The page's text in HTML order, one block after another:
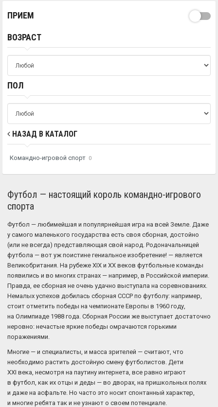
ПРИЕМ
ВОЗРАСТ
ПОЛ
НАЗАД В КАТАЛОГ
Командно-игровой спорт 0
Футбол — настоящий король командно-игрового
спорта
Футбол — любимейшая и популярнейшая игра на всей Земле. Даже
у самого маленького государства есть своя сборная, достойно
(или не всегда) представляющая свой народ. Родоначальницей
футбола — вот уж поистине гениальное изобретение! — является
Великобритания. На рубеже XIX и XX веков футбольные команды
появились и во многих странах — например, в Российской империи.
Правда, ее сборная не очень удачно выступала на соревнованиях.
Немалых успехов добилась сборная СССР по футболу: например,
стоит отметить победы на чемпионате Европы в 1960 году,
на Олимпиаде 1988 года. Сборная России же выступает достаточно
неровно: нечастые яркие победы омрачаются горькими
поражениями.
Многие — и специалисты, и масса зрителей — считают, что
необходимо растить достойную смену футболистов. Дети
XXI века, несмотря на паутину интернета, все равно играют
в футбол, как их отцы и деды — во дворах, на пришкольных полях
и даже на асфальте. Но часто это носит спонтанный характер,
и многие ребята так и не узнают о своем потенциале.